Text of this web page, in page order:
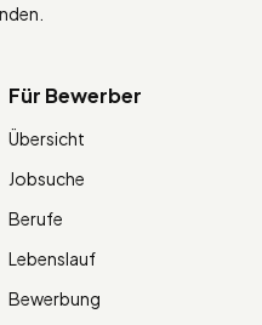
Für Bewerber
Übersicht
Jobsuche
Berufe
Lebenslauf
Bewerbung